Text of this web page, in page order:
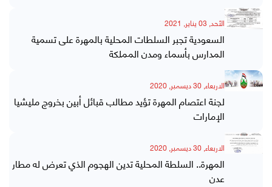
الأحد, 03 يناير, 2021
السعودية تجبر السلطات المحلية بالمهرة على تسمية
المدارس بأسماء ومدن المملكة
الاربعاء, 30 ديسمبر, 2020
لجنة اعتصام المهرة تؤيد مطالب قبائل أبين بخروج مليشيا
الإمارات
الاربعاء, 30 ديسمبر, 2020
المهرة.. السلطة المحلية تدين الهجوم الذي تعرض له مطار
عدن